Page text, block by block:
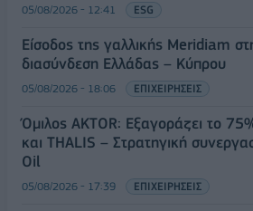
05/08/2026 - 12:41 ESG
Είσοδος της γαλλικής Meridiam
διασύνδεση Ελλάδας – Κύπρου
05/08/2026 - 18:06 ΕΠΙΧΕΙΡΗΣΕΙΣ
Όμιλος AKTOR: Εξαγοράζει το
και THALIS – Στρατηγική
Oil
05/08/2026 - 17:39 ΕΠΙΧΕΙΡΗΣΕΙΣ